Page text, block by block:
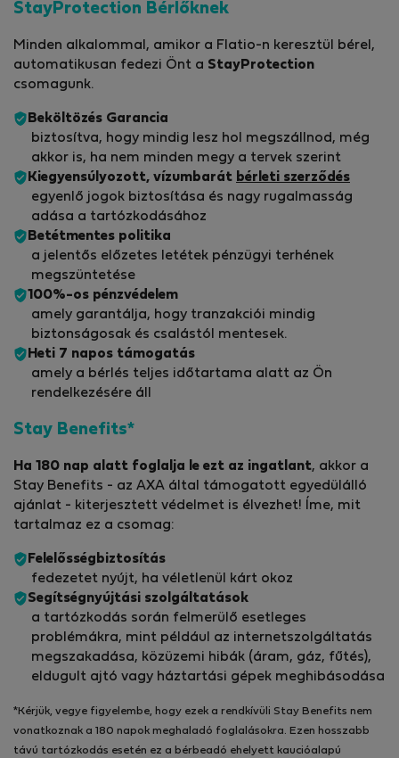
StayProtection Bérlőknek
Minden alkalommal, amikor a Flatio-n keresztül bérel,
automatikusan fedezi Önt a StayProtection
csomagunk.
Beköltözés Garancia
biztosítva, hogy mindig lesz hol megszállnod, még
akkor is, ha nem minden megy a tervek szerint
Kiegyensúlyozott, vízumbarát bérleti szerződés
egyenlő jogok biztosítása és nagy rugalmasság
adása a tartózkodásához
Betétmentes politika
a jelentős előzetes letétek pénzügyi terhének
megszüntetése
100%-os pénzvédelem
amely garantálja, hogy tranzakciói mindig
biztonságosak és csalástól mentesek.
Heti 7 napos támogatás
amely a bérlés teljes időtartama alatt az Ön
rendelkezésére áll
Stay Benefits*
Ha 180 nap alatt foglalja le ezt az ingatlant, akkor a
Stay Benefits - az AXA által támogatott egyedülálló
ajánlat - kiterjesztett védelmet is élvezhet! Íme, mit
tartalmaz ez a csomag:
Felelősségbiztosítás
fedezetet nyújt, ha véletlenül kárt okoz
Segítségnyújtási szolgáltatások
a tartózkodás során felmerülő esetleges
problémákra, mint például az internetszolgáltatás
megszakadása, közüzemi hibák (áram, gáz, fűtés),
eldugult ajtó vagy háztartási gépek meghibásodása
*Kérjük, vegye figyelembe, hogy ezek a rendkívüli Stay Benefits nem
vonatkoznak a 180 napok meghaladó foglalásokra. Ezen hosszabb
távú tartózkodás esetén ez a bérbeadó ehelyett kaucióalapú